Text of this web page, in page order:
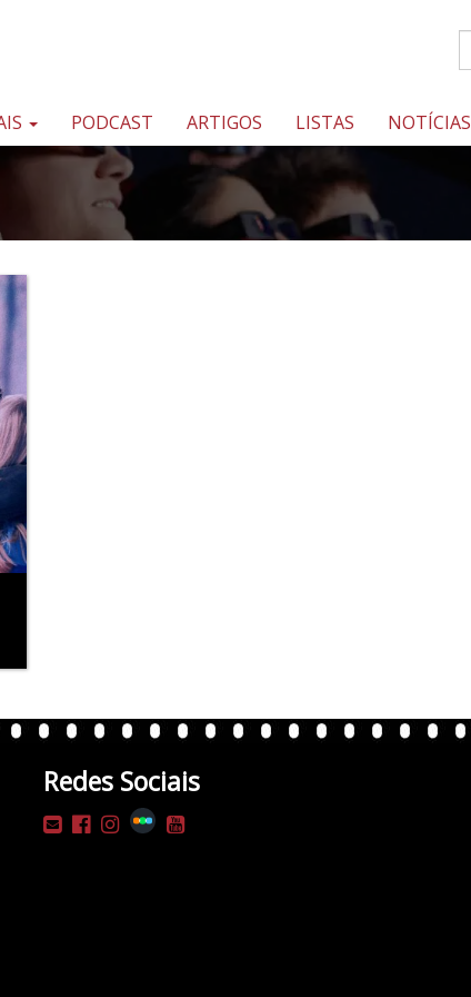
PODCAST ARTIGOS LISTAS NOTÍCIAS
Redes Sociais